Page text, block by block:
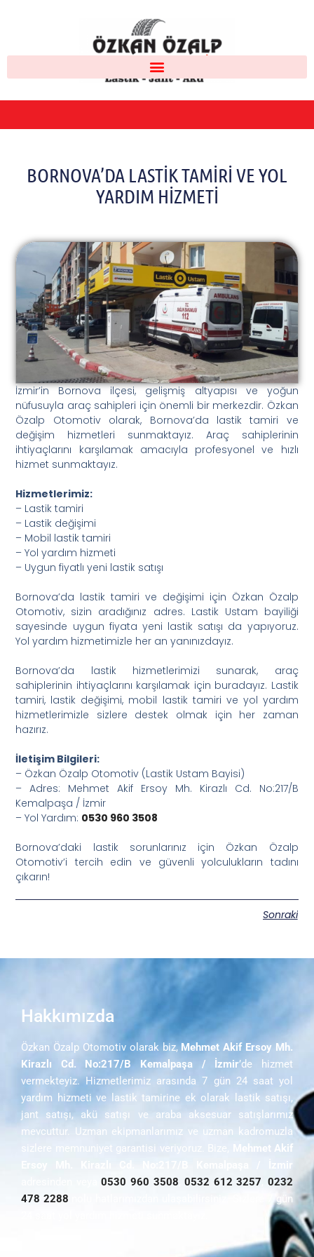
BORNOVA’DA LASTIK TAMIRI VE YOL
YARDIM HIZMETI
İzmir’in Bornova ilçesi, gelişmiş altyapısı ve yoğun
nüfusuyla araç sahipleri için önemli bir merkezdir. Özkan
Özalp Otomotiv olarak, Bornova’da lastik tamiri ve
değişim hizmetleri sunmaktayız. Araç sahiplerinin
ihtiyaçlarını karşılamak amacıyla profesyonel ve hızlı
hizmet sunmaktayız.
Hizmetlerimiz:
– Lastik tamiri
– Lastik değişimi
– Mobil lastik tamiri
– Yol yardım hizmeti
– Uygun fiyatlı yeni lastik satışı
Bornova’da lastik tamiri ve değişimi için Özkan Özalp
Otomotiv, sizin aradığınız adres. Lastik Ustam bayiliği
sayesinde uygun fiyata yeni lastik satışı da yapıyoruz.
Yol yardım hizmetimizle her an yanınızdayız.
Bornova’da lastik hizmetlerimizi sunarak, araç
sahiplerinin ihtiyaçlarını karşılamak için buradayız. Lastik
tamiri, lastik değişimi, mobil lastik tamiri ve yol yardım
hizmetlerimizle sizlere destek olmak için her zaman
hazırız.
İletişim Bilgileri:
– Özkan Özalp Otomotiv (Lastik Ustam Bayisi)
– Adres: Mehmet Akif Ersoy Mh. Kirazlı Cd. No:217/B
Kemalpaşa / İzmir
– Yol Yardım: 0530 960 3508
Bornova’daki lastik sorunlarınız için Özkan Özalp
Otomotiv’i tercih edin ve güvenli yolculukların tadını
çıkarın!
Sonraki
Hakkımızda
Özkan Özalp Otomotiv olarak biz,Mehmet Akif Ersoy Mh.
Kirazlı Cd. No:217/B Kemalpaşa / İzmir’de hizmet
vermekteyiz. Hizmetlerimiz arasında 7 gün 24 saat yol
yardım hizmeti ve lastik tamirine ek olarak lastik satışı,
jant satışı, akü satışı ve araba aksesuar satışlarımız
mevcuttur. Uzman ekipmanlarımız ve uzman kadromuzla
sizlere memnuniyet garantisi veriyoruz. Bize, Mehmet Akif
Ersoy Mh. Kirazlı Cd. No:217/B Kemalpaşa / İzmir
adresinden veya0530 960 3508 ,0532 612 3257 0232
478 2288 nolu hatlarımızdan ulaşabilirsiniz. Sizlere 7 gün